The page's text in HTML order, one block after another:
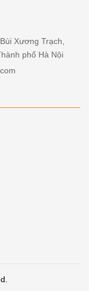
Xương Trạch,
phố Hà Nội